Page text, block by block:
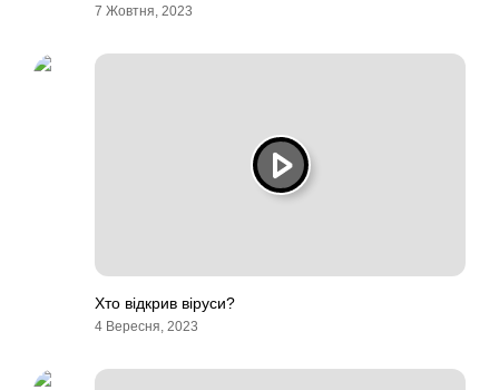
7 Жовтня, 2023
Хто відкрив віруси?
4 Вересня, 2023